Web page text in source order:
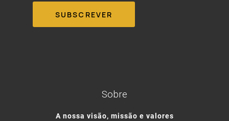
Sobre
A nossa visão, missão e valores